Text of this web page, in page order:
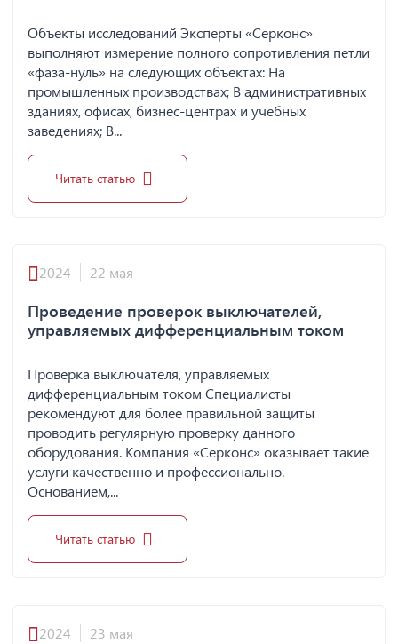
Объекты исследований Эксперты «Серконс»
выполняют измерение полного сопротивления петли
«фаза-нуль» на следующих объектах: На
промышленных производствах; В административных
зданиях, офисах, бизнес-центрах и учебных
заведениях; В...
Читать статью
2024 22 мая
Проведение проверок выключателей,
управляемых дифференциальным током
Проверка выключателя, управляемых
дифференциальным током Специалисты
рекомендуют для более правильной защиты
проводить регулярную проверку данного
оборудования. Компания «Серконс» оказывает такие
услуги качественно и профессионально.
Основанием,...
Читать статью
2024 23 мая